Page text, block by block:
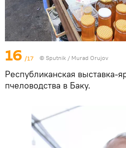
16 /17 © Sputnik / Murad Orujov
Республиканская выставка-
пчеловодства в Баку.